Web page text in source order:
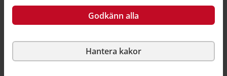
Godkänn alla
Hantera kakor